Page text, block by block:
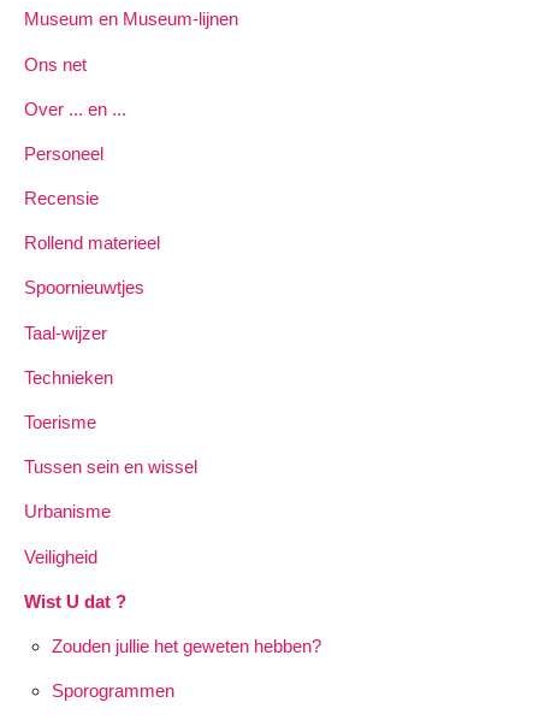
Museum en Museum-lijnen
Ons net
Over ... en ...
Personeel
Recensie
Rollend materieel
Spoornieuwtjes
Taal-wijzer
Technieken
Toerisme
Tussen sein en wissel
Urbanisme
Veiligheid
Wist U dat ?
Zouden jullie het geweten hebben?
Sporogrammen